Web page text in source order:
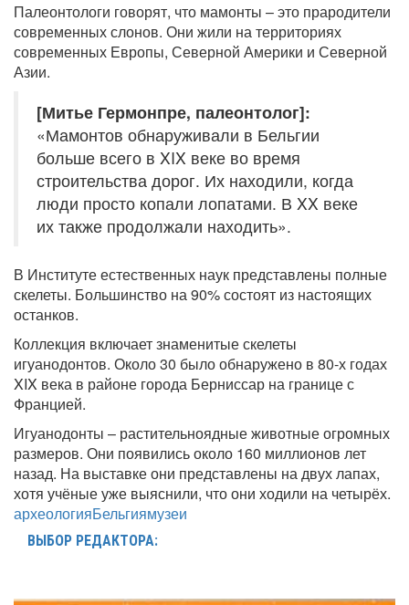
Палеонтологи говорят, что мамонты – это прародители
современных слонов. Они жили на территориях
современных Европы, Северной Америки и Северной
Азии.
[Митье Гермонпре, палеонтолог]:
«Мамонтов обнаруживали в Бельгии
больше всего в XIX веке во время
строительства дорог. Их находили, когда
люди просто копали лопатами. В XX веке
их также продолжали находить».
В Институте естественных наук представлены полные
скелеты. Большинство на 90% состоят из настоящих
останков.
Коллекция включает знаменитые скелеты
игуанодонтов. Около 30 было обнаружено в 80-х годах
XIX века в районе города Берниссар на границе с
Францией.
Игуанодонты – растительноядные животные огромных
размеров. Они появились около 160 миллионов лет
назад. На выставке они представлены на двух лапах,
хотя учёные уже выяснили, что они ходили на четырёх.
археологияБельгиямузеи
ВЫБОР РЕДАКТОРА: